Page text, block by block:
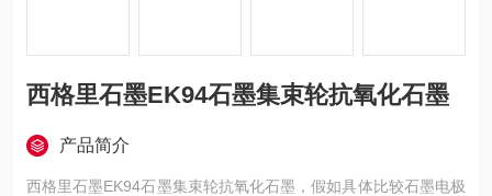
西格里石墨EK94石墨集束轮抗氧化石墨
产品简介
西格里石墨EK94石墨集束轮抗氧化石墨，假如具体比较石墨电极